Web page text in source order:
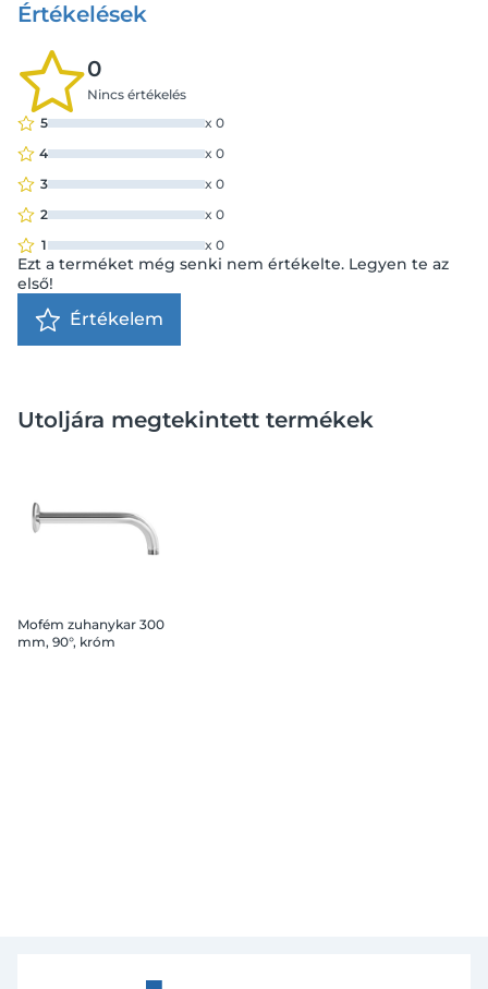
Értékelések
0
Nincs értékelés
5
x 0
4
x 0
3
x 0
2
x 0
1
x 0
Ezt a terméket még senki nem értékelte. Legyen te az
első!
Értékelem
Utoljára megtekintett termékek
Mofém zuhanykar 300
mm, 90°, króm